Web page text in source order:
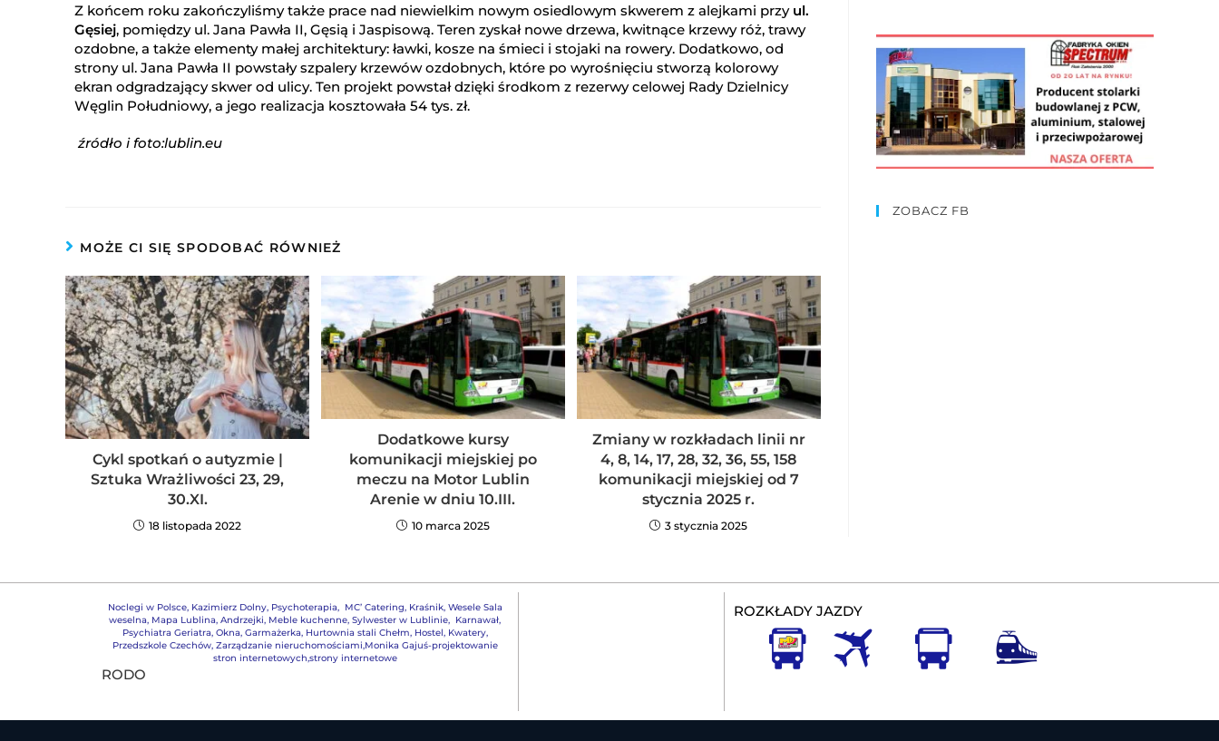
Z końcem roku zakończyliśmy także prace nad niewielkim nowym osiedlowym skwerem z alejkami przy ul.
Gęsiej, pomiędzy ul. Jana Pawła II, Gęsią i Jaspisową. Teren zyskał nowe drzewa, kwitnące krzewy róż, trawy
ozdobne, a także elementy małej architektury: ławki, kosze na śmieci i stojaki na rowery. Dodatkowo, od
strony ul. Jana Pawła II powstały szpalery krzewów ozdobnych, które po wyrośnięciu stworzą kolorowy
ekran odgradzający skwer od ulicy. Ten projekt powstał dzięki środkom z rezerwy celowej Rady Dzielnicy
Węglin Południowy, a jego realizacja kosztowała 54 tys. zł.
źródło i foto:lublin.eu
MOŻE CI SIĘ SPODOBAĆ RÓWNIEŻ
Cykl spotkań o autyzmie |
Sztuka Wrażliwości 23, 29,
30.XI.
18 listopada 2022
Dodatkowe kursy
komunikacji miejskiej po
meczu na Motor Lublin
Arenie w dniu 10.III.
10 marca 2025
Zmiany w rozkładach linii nr
4, 8, 14, 17, 28, 32, 36, 55, 158
komunikacji miejskiej od 7
stycznia 2025 r.
3 stycznia 2025
ZOBACZ FB
Noclegi w Polsce, Kazimierz Dolny, Psychoterapia, MC’ Catering, Kraśnik, Wesele Sala
weselna, Mapa Lublina,Andrzejki, Meble kuchenne,Sylwester w Lublinie, Karnawał,
Psychiatra Geriatra, Okna, Garmażerka, Hurtownia stali Chełm, Hostel, Kwatery,
Przedszkole Czechów, Zarządzanie nieruchomościami,Monika Gajuś-projektowanie
stron internetowych,strony internetowe
RODO
ROZKŁADY JAZDY